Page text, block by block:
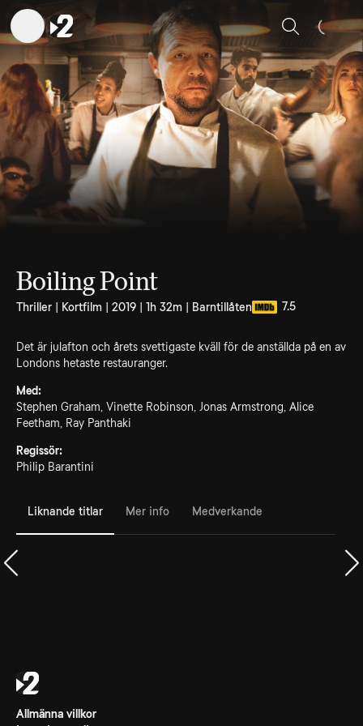
Sök
Boiling Point
Thriller | Kortfilm | 2019 | 1h 32m | Barntillåten 7.5
Det är julafton och årets svettigaste kväll för de anställda på en av
Londons hetaste restauranger.
Med:
Stephen Graham, Vinette Robinson, Jonas Armstrong, Alice
Feetham, Ray Panthaki
Regissör:
Philip Barantini
Liknande titlar Mer info Medverkande
Allmänna villkor